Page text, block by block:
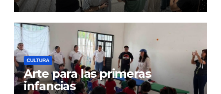
CULTURA
Arte para las primeras
infancias